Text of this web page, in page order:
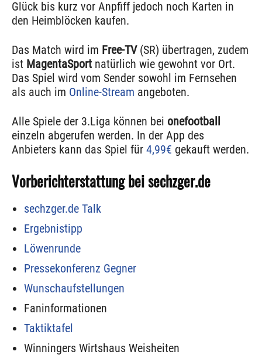
Glück bis kurz vor Anpfiff jedoch noch Karten in
den Heimblöcken kaufen.
Das Match wird im Free-TV(SR) übertragen, zudem
ist MagentaSport natürlich wie gewohnt vor Ort.
Das Spiel wird vom Sender sowohl im Fernsehen
als auch im Online-Stream angeboten.
Alle Spiele der 3.Liga können bei onefootball
einzeln abgerufen werden. In der App des
Anbieters kann das Spiel für 4,99€ gekauft werden.
Vorberichterstattung bei sechzger.de
sechzger.de Talk
Ergebnistipp
Löwenrunde
Pressekonferenz Gegner
Wunschaufstellungen
Faninformationen
Taktiktafel
Winningers Wirtshaus Weisheiten